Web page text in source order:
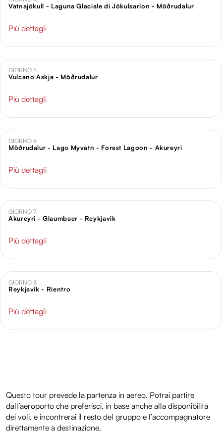
Vatnajökull - Laguna Glaciale di Jökulsarlon - Möðrudalur
Più dettagli
GIORNO 5
Vulcano Askja - Möðrudalur
Più dettagli
GIORNO 6
Möðrudalur - Lago Myvatn - Forest Lagoon - Akureyri
Più dettagli
GIORNO 7
Akureyri - Glaumbaer - Reykjavik
Più dettagli
GIORNO 8
Reykjavik - Rientro
Più dettagli
Questo tour prevede la partenza in aereo. Potrai partire
dall’aeroporto che preferisci, in base anche alla disponibilità
dei voli, e incontrerai il resto del gruppo e l’accompagnatore
direttamente a destinazione.